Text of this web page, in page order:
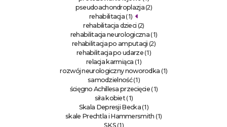
pseudoachondroplazja(2)
rehabilitacja (1)
rehabilitacja dzieci (2)
rehabilitacja neurologiczna(1)
rehabilitacja po amputacji (2)
rehabilitacja po udarze(1)
relacja karmiąca (1)
rozwój neurologiczny noworodka (1)
samodzielność(1)
ścięgno Achillesa przecięcie (1)
siła kobiet(1)
Skala Depresji Becka(1)
skale Prechtla i Hammersmith (1)
SKS(1)